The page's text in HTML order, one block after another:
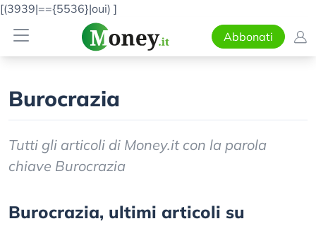
[(3939|=={5536}|oui) ]
Abbonati
Burocrazia
Tutti gli articoli di Money.it con la parola
chiave Burocrazia
Burocrazia, ultimi articoli su